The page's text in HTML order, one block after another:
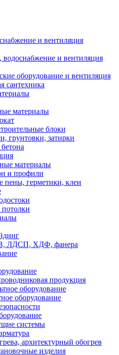
и вентиляция
водоснабжение и вентиляция
оборудование и вентиляция
сантехника
материалы
блоки
грунтовки, затирки
материалы
и профили
герметики, клеи
ЛДСП, ХДФ, фанера
продукция
оборудование
оборудование
системы
архитектурный обогрев
изделия